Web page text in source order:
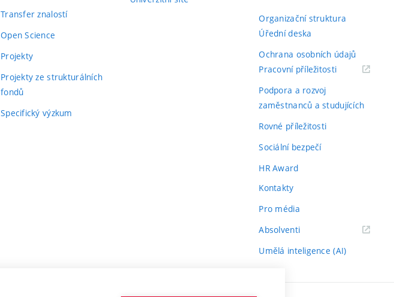
Transfer znalostí
Open Science
Projekty
Projekty ze strukturálních
fondů
Specifický výzkum
Organizační struktura
Úřední deska
Ochrana osobních údajů
Pracovní příležitosti(externí
Podpora a rozvoj
zaměstnanců a studujících
Rovné příležitosti
Sociální bezpečí
HR Award
Kontakty
Pro média
Absolventi(externí
Umělá inteligence (AI)